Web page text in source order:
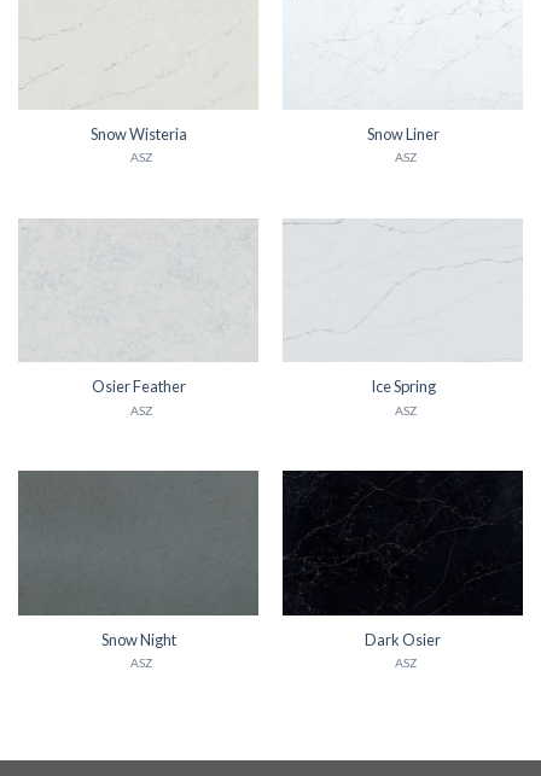
Snow Wisteria
ASZ
Snow Liner
ASZ
Osier Feather
ASZ
Ice Spring
ASZ
Snow Night
ASZ
Dark Osier
ASZ